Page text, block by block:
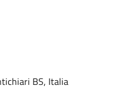
BS, Italia